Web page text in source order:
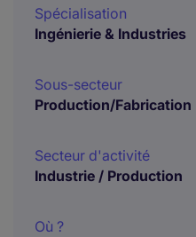
Spécialisation
Ingénierie & Industries
Sous-secteur
Production/Fabrication
Secteur d'activité
Industrie / Production
Où ?